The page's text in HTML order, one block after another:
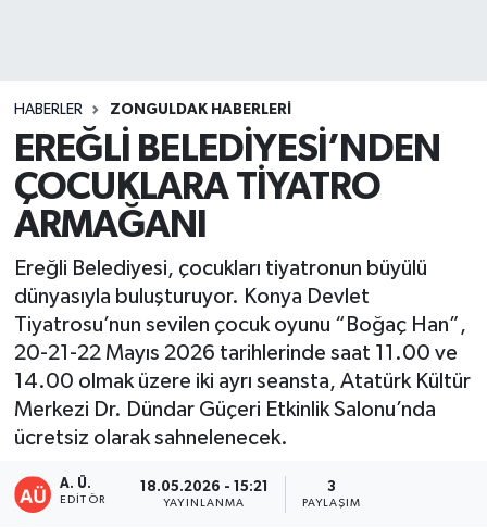
HABERLER ZONGULDAK HABERLERI
EREĞLİ BELEDİYESİ’NDEN
ÇOCUKLARA TİYATRO
ARMAĞANI
Ereğli Belediyesi, çocukları tiyatronun büyülü
dünyasıyla buluşturuyor. Konya Devlet
Tiyatrosu’nun sevilen çocuk oyunu “Boğaç Han”,
20-21-22 Mayıs 2026 tarihlerinde saat 11.00 ve
14.00 olmak üzere iki ayrı seansta, Atatürk Kültür
Merkezi Dr. Dündar Güçeri Etkinlik Salonu’nda
ücretsiz olarak sahnelenecek.
A. Ü.
EDITÖR
18.05.2026 - 15:21
YAYINLANMA
3
PAYLAŞIM
EREĞLİ
GÖKÇEBEY
KARABÜK
KASTAMONU